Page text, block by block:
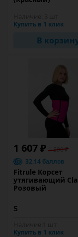
Купить в 1 клик
В
1 607 ₽ 1 890 ₽
32.14 баллов
Fitrule Корсет
утягивающий
Розовый
Купить в 1 клик